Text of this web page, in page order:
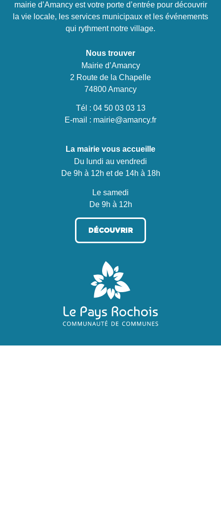
mairie d’Amancy est votre porte d’entrée pour découvrir
la vie locale, les services municipaux et les événements
qui rythment notre village.
Nous trouver
Mairie d’Amancy
2 Route de la Chapelle
74800 Amancy
Tél : 04 50 03 03 13
E-mail : mairie@amancy.fr
La mairie vous accueille
Du lundi au vendredi
De 9h à 12h et de 14h à 18h
Le samedi
De 9h à 12h
DÉCOUVRIR